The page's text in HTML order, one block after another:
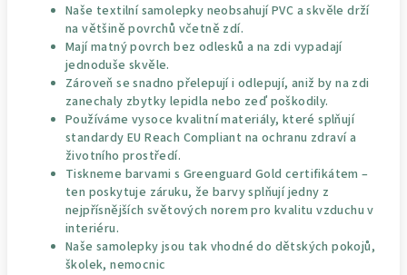
Naše textilní samolepky neobsahují PVC a skvěle drží
na většině povrchů včetně zdí.
Mají matný povrch bez odlesků a na zdi vypadají
jednoduše skvěle.
Zároveň se snadno přelepují i odlepují, aniž by na zdi
zanechaly zbytky lepidla nebo zeď poškodily.
Používáme vysoce kvalitní materiály, které splňují
standardy EU Reach Compliant na ochranu zdraví a
životního prostředí.
Tiskneme barvami s Greenguard Gold certifikátem –
ten poskytuje záruku, že barvy splňují jedny z
nejpřísnějších světových norem pro kvalitu vzduchu v
interiéru.
Naše samolepky jsou tak vhodné do dětských pokojů,
školek, nemocnic